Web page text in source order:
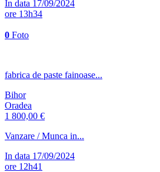
In data 17/09/2024
ore 13h34
0 Foto
fabrica de paste fainoase...
Bihor
Oradea
1 800,00 €
Vanzare / Munca in...
In data 17/09/2024
ore 12h41